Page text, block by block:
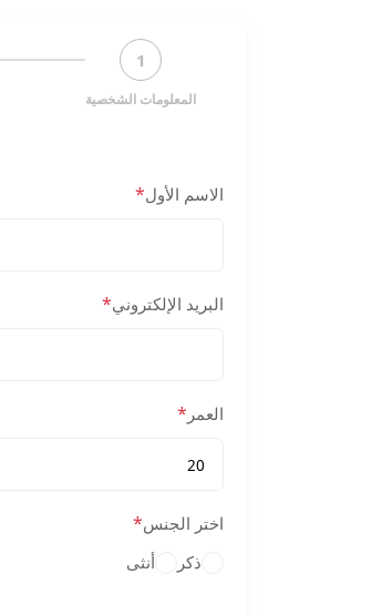
1
المعلومات الشخصية
الاسم الأول*
البريد الإلكتروني*
العمر *
اختر الجنس*
ذكر أنثى